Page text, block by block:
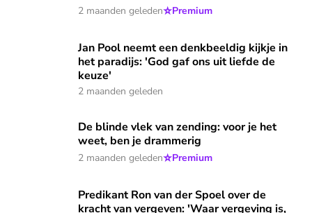
2 maanden geleden⭐Premium
Jan Pool neemt een denkbeeldig kijkje in het paradijs:
Jan Pool neemt een denkbeeldig kijkje in
het paradijs: 'God gaf ons uit liefde de
keuze'
2 maanden geleden
De blinde vlek van zending: voor je het weet, ben je
De blinde vlek van zending: voor je het
weet, ben je drammerig
2 maanden geleden⭐Premium
Predikant Ron van der Spoel over de kracht van vergeven:
Predikant Ron van der Spoel over de
kracht van vergeven: 'Waar vergeving is,